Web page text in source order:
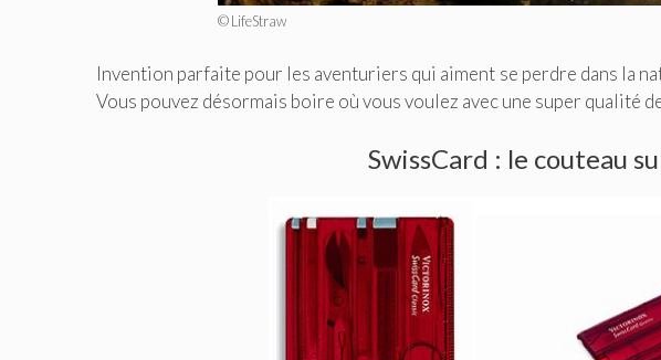
© LifeStraw
Invention parfaite pour les aventuriers qui aiment se perdre dans la
Vous pouvez désormais boire où vous voulez avec une super qualité de
SwissCard : le couteau